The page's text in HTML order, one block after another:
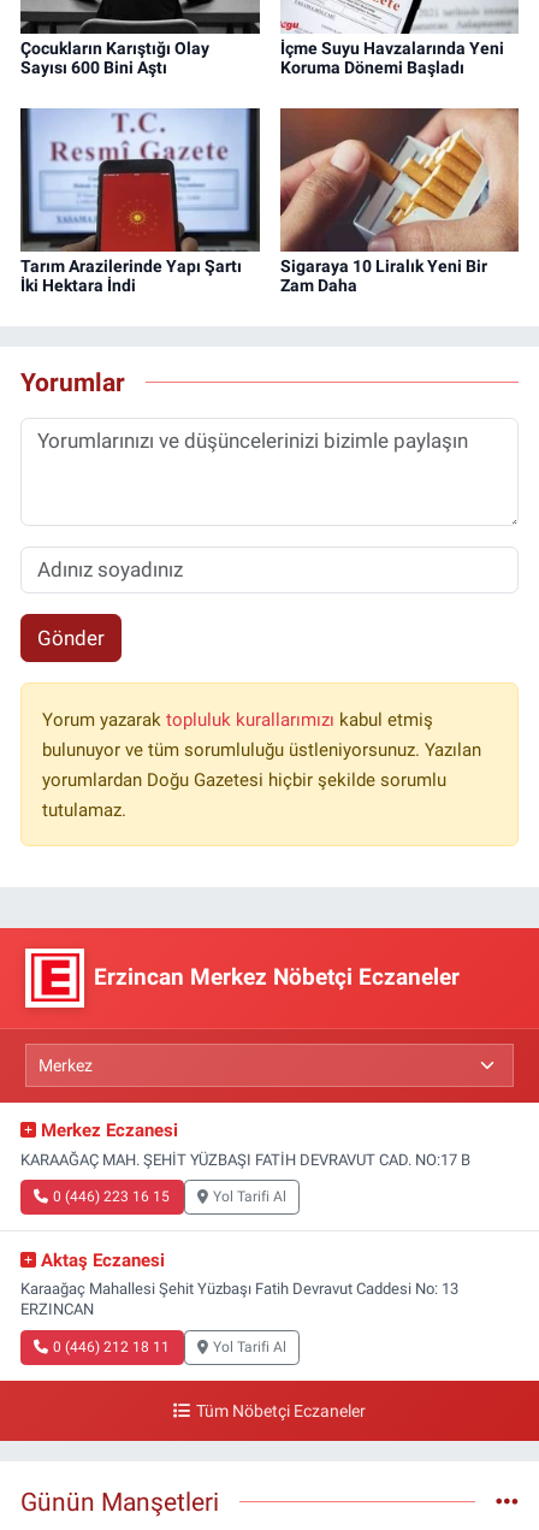
Çocukların Karıştığı Olay
Sayısı 600 Bini Aştı
İçme Suyu Havzalarında Yeni
Koruma Dönemi Başladı
Tarım Arazilerinde Yapı Şartı
İki Hektara İndi
Sigaraya 10 Liralık Yeni Bir
Zam Daha
Yorumlar
Gönder
Yorum yazarak topluluk kurallarımızı kabul etmiş
bulunuyor ve tüm sorumluluğu üstleniyorsunuz. Yazılan
yorumlardan Doğu Gazetesi hiçbir şekilde sorumlu
tutulamaz.
Erzincan Merkez Nöbetçi Eczaneler
Merkez Eczanesi
KARAAĞAÇ MAH. ŞEHİT YÜZBAŞI FATİH DEVRAVUT CAD. NO:17 B
0 (446) 223 16 15 Yol Tarifi Al
Aktaş Eczanesi
Karaağaç Mahallesi Şehit Yüzbaşı Fatih Devravut Caddesi No: 13
ERZINCAN
0 (446) 212 18 11 Yol Tarifi Al
Tüm Nöbetçi Eczaneler
Günün Manşetleri